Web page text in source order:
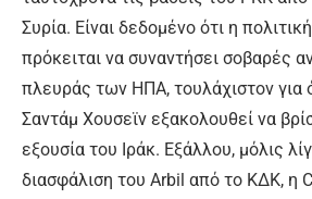
Συρία. Είναι δεδομένο ότι η
πρόκειται να συναντήσει σοβαρές
πλευράς των ΗΠΑ, τουλάχιστον για
Σαντάμ Χουσεϊν εξακολουθεί να
εξουσία του Ιράκ. Εξάλλου, μόλις
διασφάλιση του Arbil από το ΚΔΚ, η